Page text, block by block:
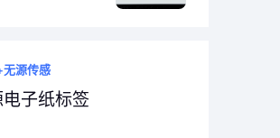
无源传感
子纸标签